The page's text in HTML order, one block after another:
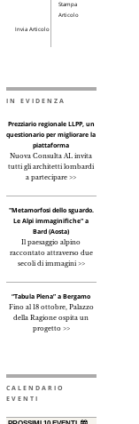
Stampa
Articolo
Invia Articolo
IN EVIDENZA
Prezziario regionale LLPP, un
questionario per migliorare la
piattaforma
Nuova Consulta AL invita
tutti gli architetti lombardi
a partecipare >>
"Metamorfosi dello sguardo.
Le Alpi immaginifiche" a
Bard (Aosta)
Il paesaggio alpino
raccontato attraverso due
secoli di immagini >>
“Tabula Plena” a Bergamo
Fino al 18 ottobre, Palazzo
della Ragione ospita un
progetto >>
CALENDARIO
EVENTI